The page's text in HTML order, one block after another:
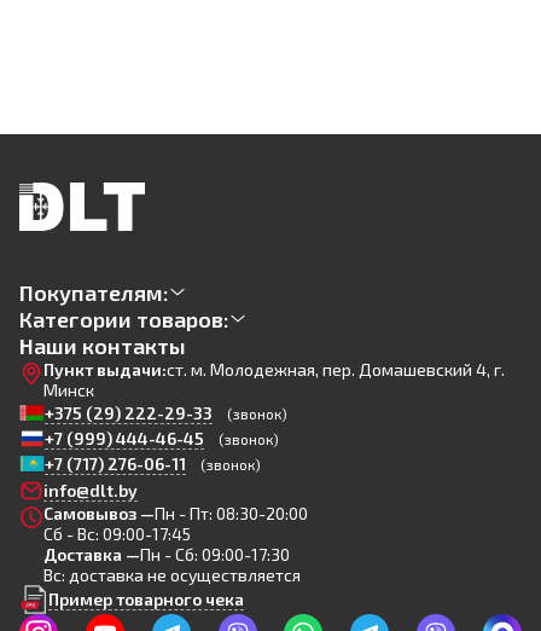
Покупателям:
Категории товаров:
Наши контакты
Пункт выдачи:ст. м. Молодежная, пер. Домашевский 4, г.
Минск
+375 (29) 222-29-33
(звонок)
+7 (999) 444-46-45 (звонок)
+7 (717) 276-06-11 (звонок)
info@dlt.by
Самовывоз —Пн - Пт: 08:30-20:00
Сб - Вс: 09:00-17:45
Доставка —Пн - Сб: 09:00-17:30
Вс: доставка не осуществляется
Пример товарного чека